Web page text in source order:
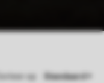
Sorteer op: